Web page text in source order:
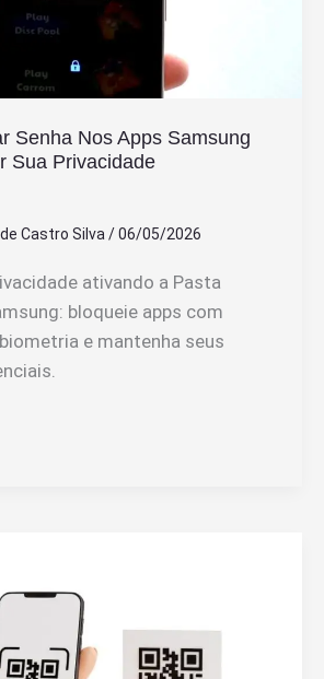
Senha Nos Apps Samsung
Sua Privacidade
Castro Silva/06/05/2026
ativando a Pasta
bloqueie apps com
e mantenha seus